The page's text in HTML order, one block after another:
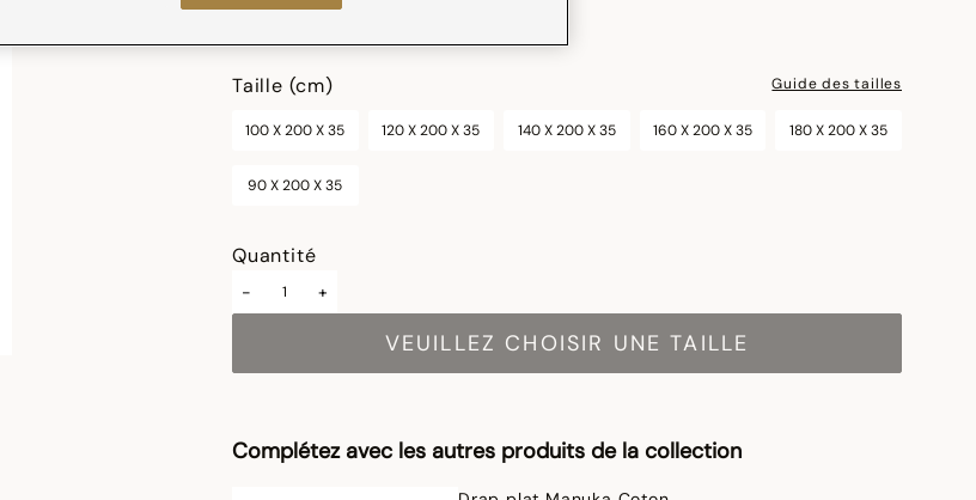
Taille (cm) Guide des tailles
100 X 200 X 35 120 X 200 X 35 140 X 200 X 35 160 X 200 X 35 180 X 200 X 35
90 X 200 X 35
Quantité
- +
VEUILLEZ CHOISIR UNE TAILLE
Complétez avec les autres produits de la collection